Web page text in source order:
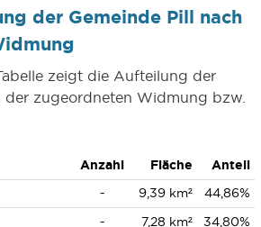
der Gemeinde Pill nach
zeigt die Aufteilung der
der zugeordneten Widmung bzw.
Anzahl Fläche
Anteil
- 9,39 km²
44,86%
- 7,28 km²
34,80%